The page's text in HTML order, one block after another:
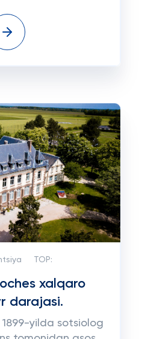
TOP:
xalqaro
darajasi.
1899-yilda sotsiolog